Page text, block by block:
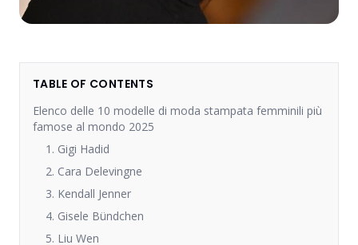
TABLE OF CONTENTS
Elenco delle 10 modelle di moda stampata femminili più
famose al mondo 2025
1. Gigi Hadid
2. Cara Delevingne
3. Kendall Jenner
4. Gisele Bündchen
5. Liu Wen